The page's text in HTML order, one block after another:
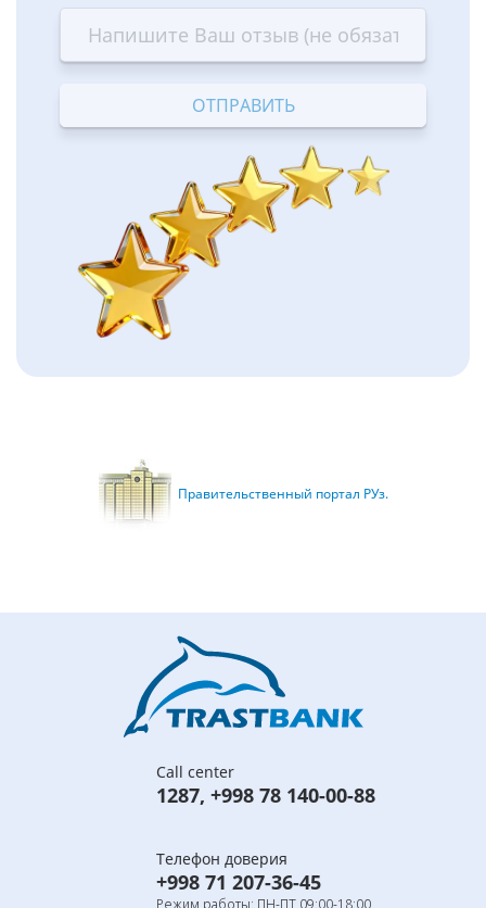
star
Terrible
stars
—
Bad
stars
—
OK
stars
—
Good
stars
—
Excellent
Правительственный портал РУз.
Call center
1287, +998 78 140-00-88
Телефон доверия
+998 71 207-36-45
Режим работы: ПН-ПТ 09:00-18:00